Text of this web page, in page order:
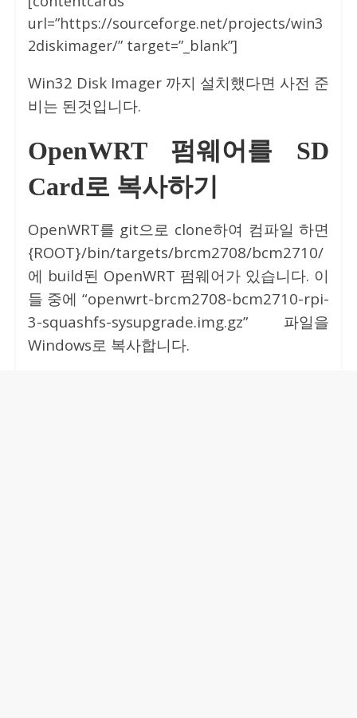
url=”https://sourceforge.net/projects/win3
2diskimager/” target=”_blank”]
Win32 Disk Imager 까지 설치했다면 사전 준
비는 된것입니다.
OpenWRT 펌웨어를 SD
Card로 복사하기
OpenWRT를 git으로 clone하여 컴파일 하면
{ROOT}/bin/targets/brcm2708/bcm2710/
에 build된 OpenWRT 펌웨어가 있습니다. 이
들 중에 “openwrt-brcm2708-bcm2710-rpi-
3-squashfs-sysupgrade.img.gz” 파일을
Windows로 복사합니다.